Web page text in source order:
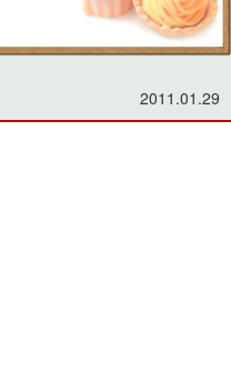
2011.01.29